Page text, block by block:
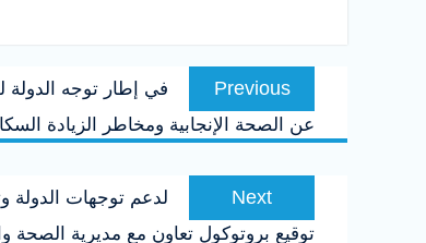
تصفّح
المقالاتPrevious
Previous
post:
في إطار توجه الدولة
عن الصحة الإنجابية ومخاطر الزيادة
Next
Next
post:
لدعم توجهات الدولة
توقيع بروتوكول تعاون مع مديرية